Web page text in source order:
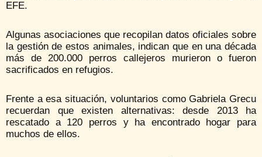
EFE.
Algunas asociaciones que recopilan datos oficiales sobre
la gestión de estos animales, indican que en una década
más de 200.000 perros callejeros murieron o fueron
sacrificados en refugios.
Frente a esa situación, voluntarios como Gabriela Grecu
recuerdan que existen alternativas: desde 2013 ha
rescatado a 120 perros y ha encontrado hogar para
muchos de ellos.